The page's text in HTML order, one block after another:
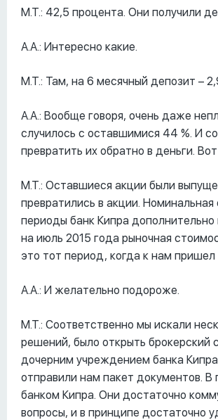
М.Т.: 42,5 процента. Они получили
А.А.: Интересно какие.
М.Т.: Там, на 6 месячный депозит –
А.А.: Вообще говоря, очень даже
случилось с оставшимися 44 %. И
превратить их обратно в деньги.
М.Т.: Оставшиеся акции были
превратились в акции.
периоды банк Кипра
на июль 2015 года рыночная
это тот период, когда к нам
А.А.: И желательно подороже.
М.Т.: Соответственно мы искали
решений, было открыть брокерский
дочерним учреждением банка
отправили нам пакет документов.
банком Кипра. Они достаточно
вопросы, и в принципе достаточно